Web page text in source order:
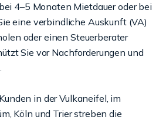
4–5 Monaten Mietdauer oder bei
eine verbindliche Auskunft (VA)
oder einen Steuerberater
Sie vor Nachforderungen und
in der Vulkaneifel, im
Köln und Trier streben die